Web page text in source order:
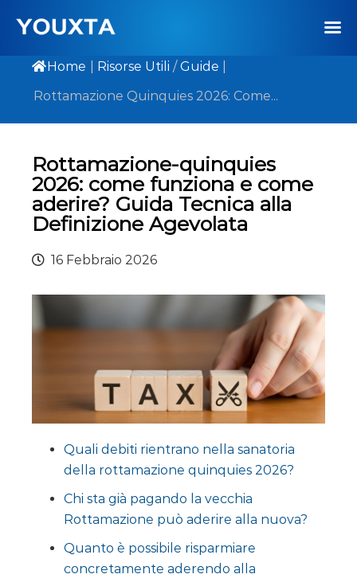
Home Risorse Utili / Guide
Rottamazione Quinquies 2026: Come...
Rottamazione-quinquies
2026: come funziona e come
aderire? Guida Tecnica alla
Definizione Agevolata
16 Febbraio 2026
Quali debiti rientrano nella sanatoria
della rottamazione quinquies 2026?
Chi sta già pagando la vecchia
Rottamazione può aderire alla nuova?
Quanto è possibile risparmiare
concretamente aderendo alla